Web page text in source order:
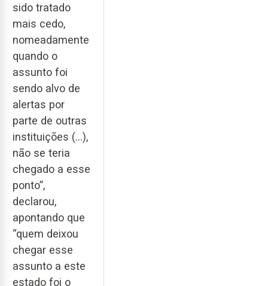
sido tratado
mais cedo,
nomeadamente
quando o
assunto foi
sendo alvo de
alertas por
parte de outras
instituições (…),
não se teria
chegado a esse
ponto”,
declarou,
apontando que
“quem deixou
chegar esse
assunto a este
estado foi o